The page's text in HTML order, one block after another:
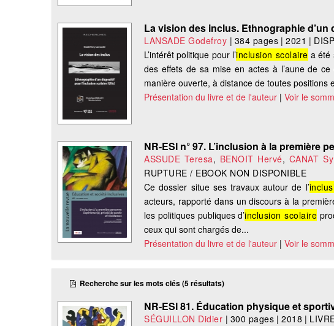
La vision des inclus. Ethnographie d’un
LANSADE Godefroy | 384 pages |2021 |
L’intérêt politique pour l’inclusion scolaire a été
des effets de sa mise en actes à l’aune de
manière ouverte, à distance de toutes positions
Présentation du livre et de l'auteur |Voir le
NR-ESI n° 97. L’inclusion à la première
ASSUDE Teresa, BENOIT Hervé, CANAT
RUPTURE / EBOOK NON DISPONIBLE
Ce dossier situe ses travaux autour de l’
acteurs, rapporté dans un discours à la
les politiques publiques d’inclusion scolaire
ceux qui sont chargés de...
Présentation du livre et de l'auteur |Voir le
Recherche sur les mots clés (5 résultats)
NR-ESI 81. Éducation physique et
SÉGUILLON Didier | 300 pages |2018 |